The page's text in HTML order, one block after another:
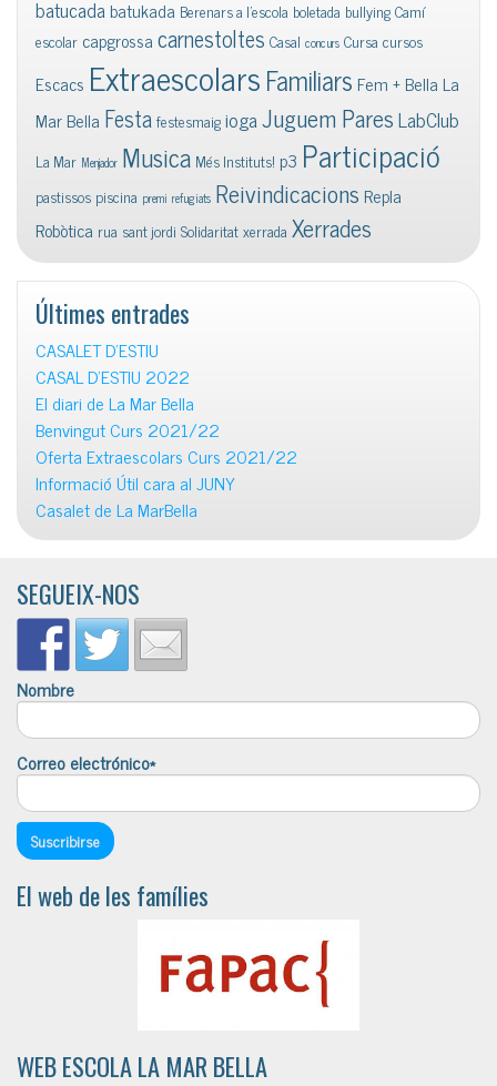
batucadabatukada Berenars a l'escola boletada bullyingCamí
escolar capgrossacarnestoltes Casal concurs Cursa cursos
Escacs ExtraescolarsFamiliars Fem + Bella La
Mar Bella FestafestesmaigiogaJuguem ParesLabClub
La Mar Menjador Musica Més Instituts! p3 Participació
pastissos piscina premi refugiats Reivindicacions Repla
Robòtica rua sant jordi Solidaritatxerrada Xerrades
Últimes entrades
CASALET D’ESTIU
CASAL D’ESTIU 2022
El diari de La Mar Bella
Benvingut Curs 2021/22
Oferta Extraescolars Curs 2021/22
Informació Útil cara al JUNY
Casalet de La MarBella
SEGUEIX-NOS
Nombre
Correo electrónico*
El web de les famílies
WEB ESCOLA LA MAR BELLA